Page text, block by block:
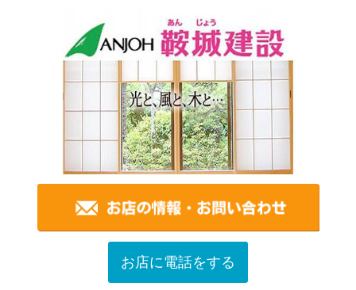
お店に電話をする